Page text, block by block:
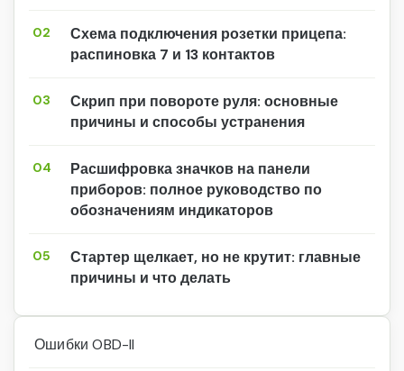
02
Схема подключения розетки прицепа:
распиновка 7 и 13 контактов
03
Скрип при повороте руля: основные
причины и способы устранения
04
Расшифровка значков на панели
приборов: полное руководство по
обозначениям индикаторов
05
Стартер щелкает, но не крутит: главные
причины и что делать
Ошибки OBD-II